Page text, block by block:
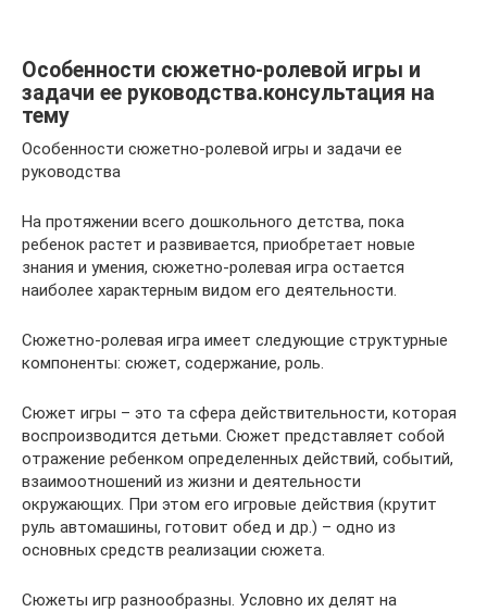
Особенности сюжетно-ролевой игры и
задачи ее руководства.консультация на
тему
Особенности сюжетно-ролевой игры и задачи ее
руководства
На протяжении всего дошкольного детства, пока
ребенок растет и развивается, приобретает новые
знания и умения, сюжетно-ролевая игра остается
наиболее характерным видом его деятельности.
Сюжетно-ролевая игра имеет следующие структурные
компоненты: сюжет, содержание, роль.
Сюжет игры – это та сфера действительности, которая
воспроизводится детьми. Сюжет представляет собой
отражение ребенком определенных действий, событий,
взаимоотношений из жизни и деятельности
окружающих. При этом его игровые действия (крутит
руль автомашины, готовит обед и др.) – одно из
основных средств реализации сюжета.
Сюжеты игр разнообразны. Условно их делят на